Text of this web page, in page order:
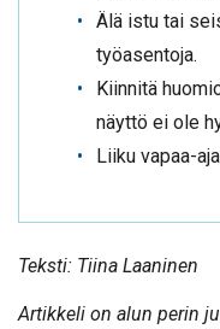
Älä istu tai
työasentoja.
Kiinnitä
näyttö ei ole
Liiku vapaa-
Teksti: Tiina Laaninen
Artikkeli on alun perin